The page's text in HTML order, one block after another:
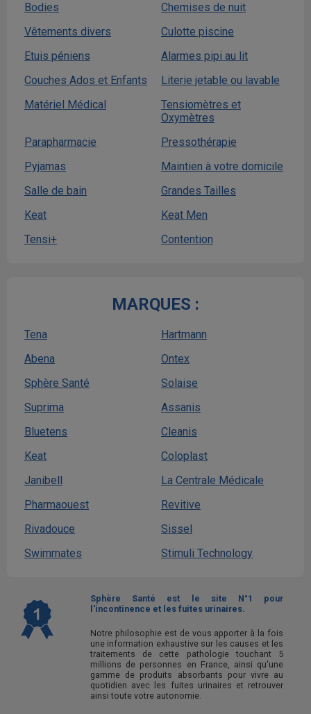
Bodies
Chemises de nuit
Vêtements divers
Culotte piscine
Etuis péniens
Alarmes pipi au lit
Couches Ados et Enfants
Literie jetable ou lavable
Matériel Médical
Tensiomètres et
Oxymètres
Parapharmacie
Pressothérapie
Pyjamas
Maintien à votre domicile
Salle de bain
Grandes Tailles
Keat
Keat Men
Tensi+
Contention
MARQUES :
Tena
Hartmann
Abena
Ontex
Sphère Santé
Solaise
Suprima
Assanis
Bluetens
Cleanis
Keat
Coloplast
Janibell
La Centrale Médicale
Pharmaouest
Revitive
Rivadouce
Sissel
Swimmates
Stimuli Technology
Sphère Santé est le site N°1 pour
l'incontinence et les fuites urinaires.
Notre philosophie est de vous apporter à la fois
une information exhaustive sur les causes et les
traitements de cette pathologie touchant 5
millions de personnes en France, ainsi qu'une
gamme de produits absorbants pour vivre au
quotidien avec les fuites urinaires et retrouver
ainsi toute votre autonomie.